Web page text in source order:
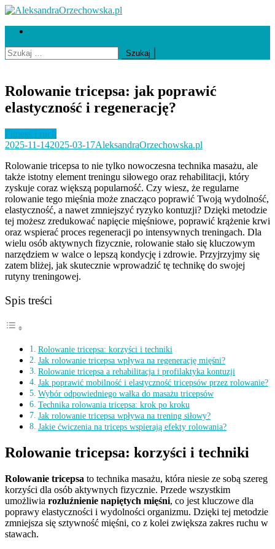
Skip
content
AleksandraOrzechowska.pl
loud street dance
Szukaj:
Rolowanie tricepsa: jak poprawić
elastyczność i regenerację?
Fitness i ruch
2025-11-142025-03-17AleksandraOrzechowska.pl
Rolowanie tricepsa to nie tylko nowoczesna technika masażu, ale
także istotny element treningu siłowego oraz rehabilitacji, który
zyskuje coraz większą popularność. Czy wiesz, że regularne
rolowanie tego mięśnia może znacząco poprawić Twoją wydolność,
elastyczność, a nawet zmniejszyć ryzyko kontuzji? Dzięki metodzie
tej możesz zredukować napięcie mięśniowe, poprawić krążenie krwi
oraz wspierać proces regeneracji po intensywnych treningach. Dla
wielu osób aktywnych fizycznie, rolowanie stało się kluczowym
narzędziem w walce o lepszą kondycję i zdrowie. Przyjrzyjmy się
zatem bliżej, jak skutecznie wprowadzić tę technikę do swojej
rutyny treningowej.
Spis treści
Rolowanie tricepsa: korzyści i techniki
Jak rolowanie tricepsa wpływa na regenerację mięśni?
Rolowanie tricepsa a rehabilitacja i profilaktyka kontuzji
Jak poprawić mobilność i elastyczność tricepsów przez rolowanie?
Wybór odpowiedniego wałka do masażu tricepsów
Technika rolowania tricepsa: krok po kroku
Jak rolowanie tricepsa wpływa na trening siłowy?
Jakie ćwiczenia na triceps wspierają efekty rolowania?
Rolowanie tricepsa: korzyści i techniki
Rolowanie tricepsa to technika masażu, która niesie ze sobą szereg
korzyści dla osób aktywnych fizycznie. Przede wszystkim
umożliwia rozluźnienie napiętych mięśni, co jest kluczowe dla
poprawy elastyczności i wydolności organizmu. Dzięki tej metodzie
zmniejsza się sztywność mięśni, co z kolei zwiększa zakres ruchu w
stawach.